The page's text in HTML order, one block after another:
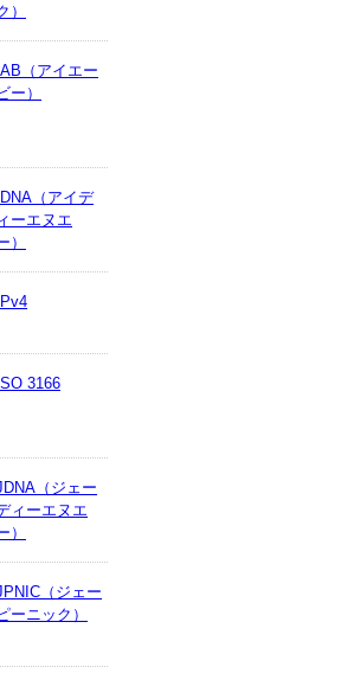
）
IAB（アイエー
ー）
IDNA（アイデ
ィーエヌエ
）
IPv4
ISO 3166
（ジェー
ィーエヌエ
）
（ジェー
ーニック）